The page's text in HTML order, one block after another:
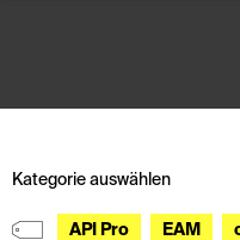
Kategorie auswählen
API Pro EAM